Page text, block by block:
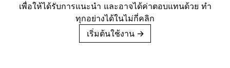
เพื่อให้ได้รับการแนะนำ และอาจได้ค่าตอบแทนด้วย ทำ
ทุกอย่างได้ในไม่กี่คลิก
เริ่มต้นใช้งาน →